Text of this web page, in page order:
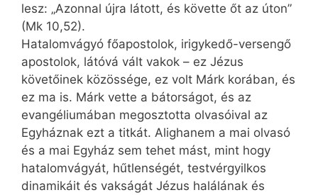
lesz: „Azonnal újra látott, és követte őt az úton”
(Mk 10,52).
Hatalomvágyó főapostolok, irigykedő-versengő
apostolok, látóvá vált vakok – ez Jézus
követőinek közössége, ez volt Márk korában, és
ez ma is. Márk vette a bátorságot, és az
evangéliumában megosztotta olvasóival az
Egyháznak ezt a titkát. Alighanem a mai olvasó
és a mai Egyház sem tehet mást, mint hogy
hatalomvágyát, hűtlenségét, testvérgyilkos
dinamikáit és vakságát Jézus halálának és